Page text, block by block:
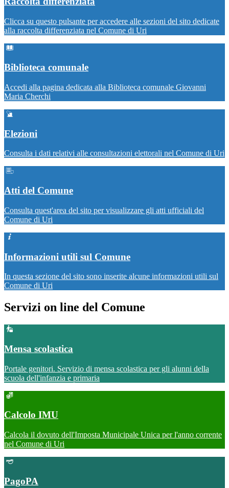
Clicca su questo pulsante per accedere alle sezioni del sito dedicate
alla raccolta differenziata nel Comune di Uri
Biblioteca comunale
Accedi alla pagina dedicata alla Biblioteca comunale Giovanni
Maria Cherchi
Elezioni
Consulta i dati relativi alle consultazioni elettorali nel Comune di Uri
Atti del Comune
Consulta quest'area del sito per visualizzare gli atti ufficiali del
Comune di Uri
Informazioni utili sul Comune
In questa sezione del sito sono inserite alcune informazioni utili sul
Comune di Uri
Servizi on line del Comune
Mensa scolastica
Portale genitori. Servizio di mensa scolastica per gli alunni della
scuola dell'infanzia e primaria
Calcolo IMU
Calcola il dovuto dell'Imposta Municipale Unica per l'anno corrente
nel Comune di Uri
PagoPA